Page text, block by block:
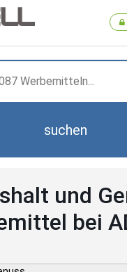
suchen
und
bei